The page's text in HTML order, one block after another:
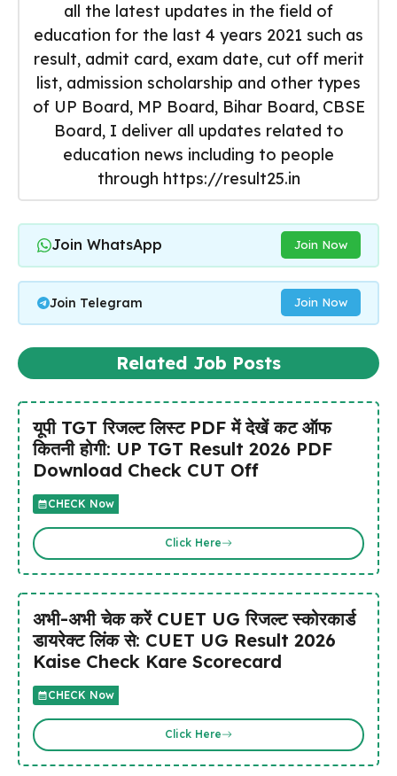
all the latest updates in the field of
education for the last 4 years 2021 such as
result, admit card, exam date, cut off merit
list, admission scholarship and other types
of UP Board, MP Board, Bihar Board, CBSE
Board, I deliver all updates related to
education news including to people
through https://result25.in
Join WhatsApp Join Now
Join Telegram Join Now
Related Job Posts
यूपी TGT रिजल्ट लिस्ट PDF में देखें कट ऑफ
कितनी होगी: UP TGT Result 2026 PDF
Download Check CUT Off
CHECK Now
Click Here
अभी-अभी चेक करें CUET UG रिजल्ट स्कोरकार्ड
डायरेक्ट लिंक से: CUET UG Result 2026
Kaise Check Kare Scorecard
CHECK Now
Click Here